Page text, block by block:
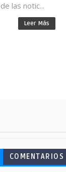
las notic...
Leer Más
cuando
la IA
de
en
unos
que te
COMENTARIOS